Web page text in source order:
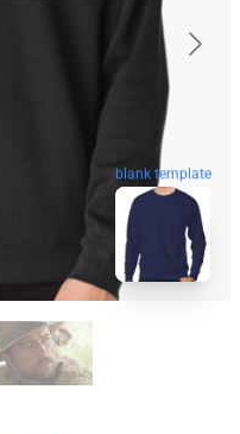
blank template